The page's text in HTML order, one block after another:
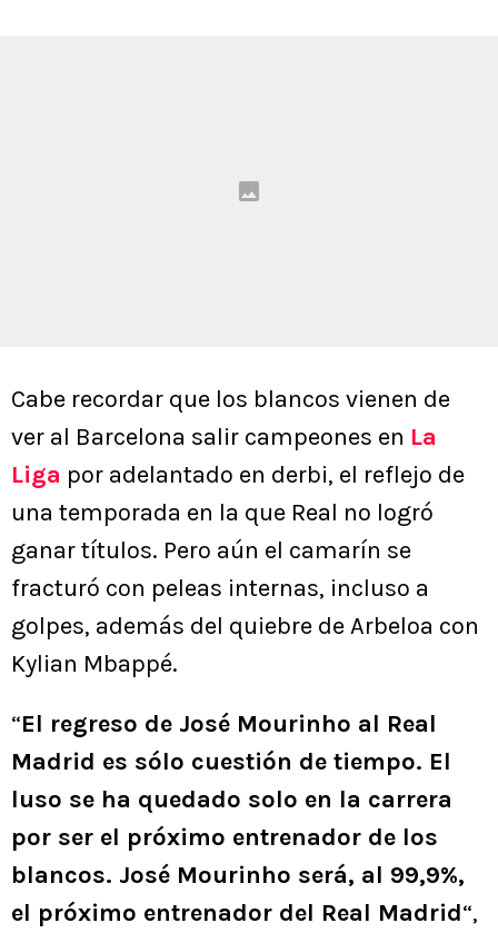
Cabe recordar que los blancos vienen de
ver al Barcelona salir campeones en La
Liga por adelantado en derbi, el reflejo de
una temporada en la que Real no logró
ganar títulos. Pero aún el camarín se
fracturó con peleas internas, incluso a
golpes, además del quiebre de Arbeloa con
Kylian Mbappé.
“El regreso de José Mourinho al Real
Madrid es sólo cuestión de tiempo. El
luso se ha quedado solo en la carrera
por ser el próximo entrenador de los
blancos. José Mourinho será, al 99,9%,
el próximo entrenador del Real Madrid“,